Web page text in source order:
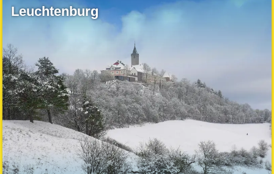
Leuchtenburg